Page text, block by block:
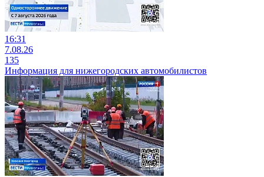
16:31
7.08.26
135
Информация для нижегородских автомобилистов